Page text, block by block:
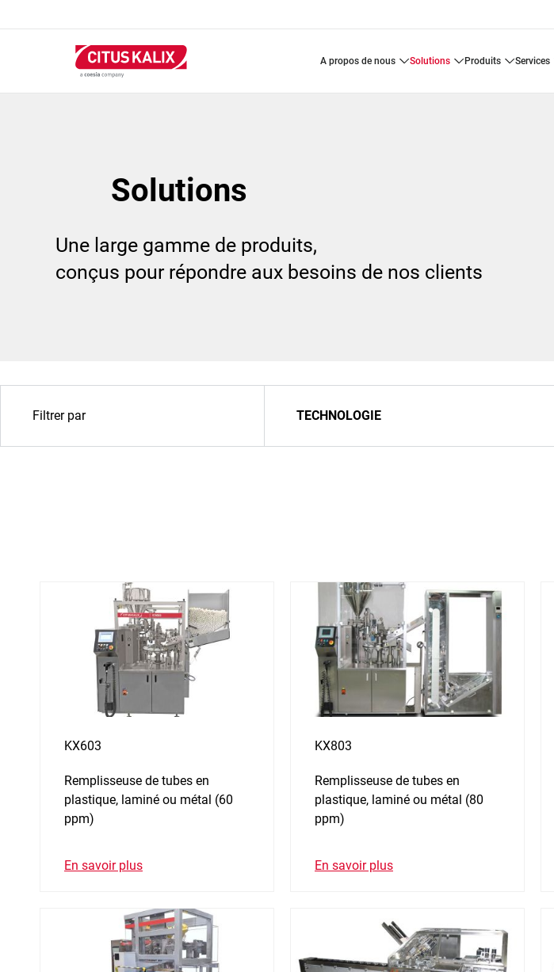
a propos de nous solutions produits services
Solutions
Une large gamme de produits,
conçus pour répondre aux besoins de nos clients
Filtrer par TECHNOLOGIE
KX603
Remplisseuse de tubes en
plastique, laminé ou métal (60
ppm)
En savoir plus
KX803
Remplisseuse de tubes en
plastique, laminé ou métal (80
ppm)
En savoir plus